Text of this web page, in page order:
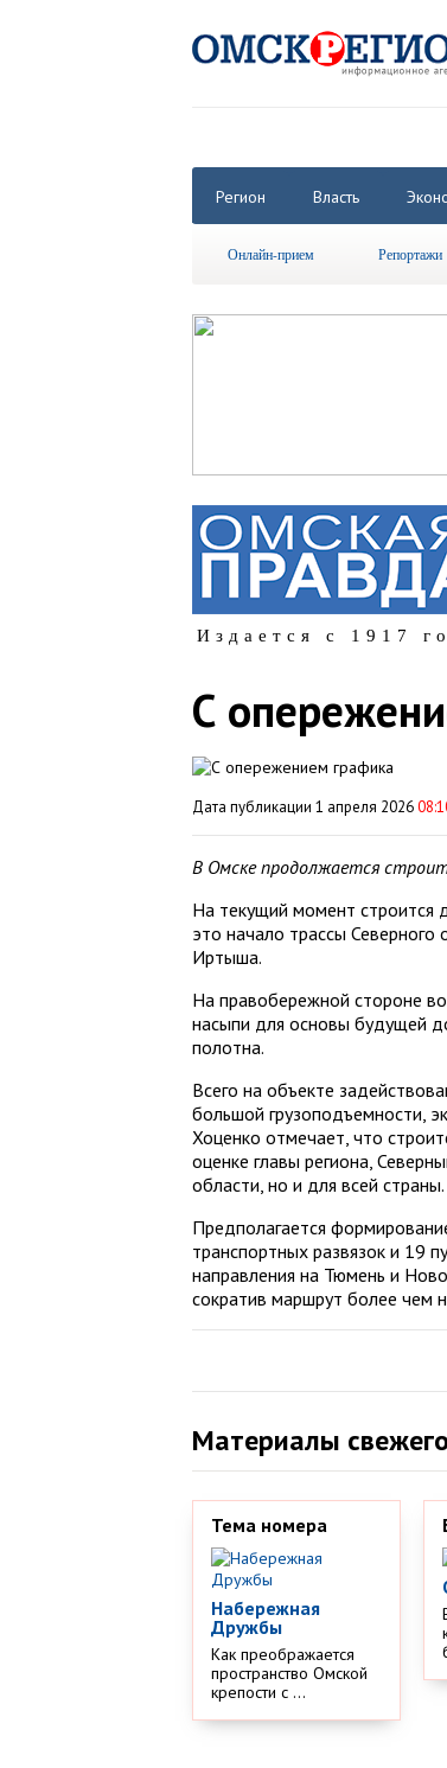
Регион Власть
Онлайн-прием Репортажи
Издается с 1917
С
Дата публикации 1 апреля 2026
В Омске продолжается
На текущий момент строится
это начало трассы
Иртыша.
На правобережной стороне
насыпи для основы будущей
полотна.
Всего на объекте
большой грузоподъемности,
Хоценко отмечает, что
оценке главы региона,
области, но и для всей страны.
Предполагается
транспортных развязок и 19
направления на Тюмень и
сократив маршрут более чем
Материалы
Тема номера
Набережная
Дружбы
Как преображается
пространство Омской
крепости с ...